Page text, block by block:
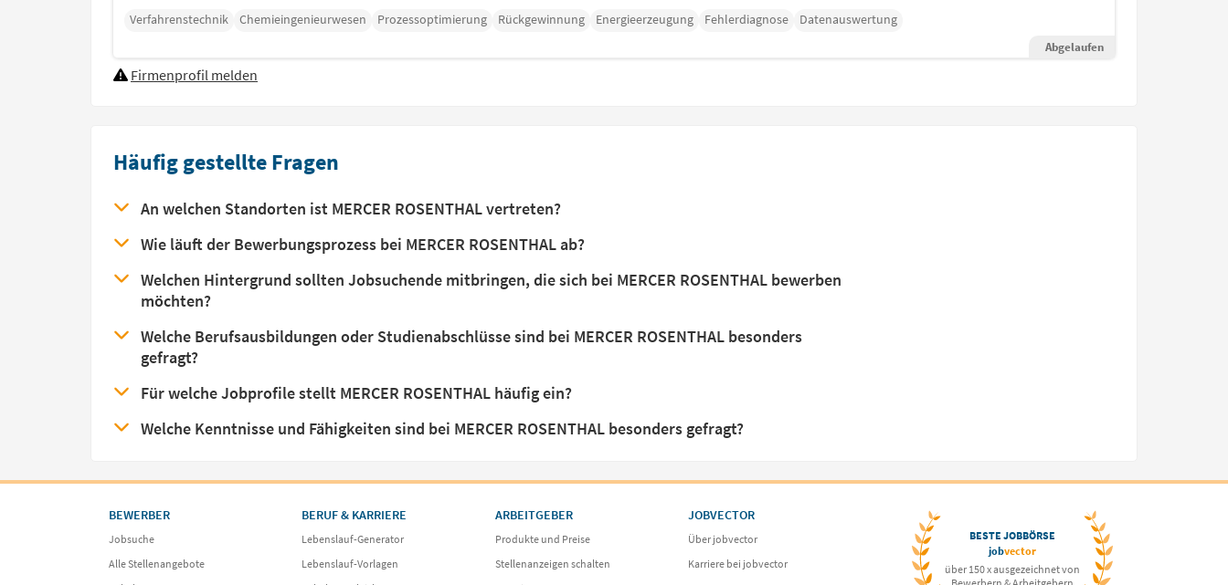
Verfahrenstechnik
Chemieingenieurwesen Prozessoptimierung Rückgewinnung Energieerzeugung Fehlerdiagnose Datenauswertung
Abgelaufen
Firmenprofil melden
Häufig gestellte Fragen
An welchen Standorten ist MERCER ROSENTHAL vertreten?
Wie läuft der Bewerbungsprozess bei MERCER ROSENTHAL ab?
Welchen Hintergrund sollten Jobsuchende mitbringen, die sich bei MERCER ROSENTHAL bewerben
möchten?
Welche Berufsausbildungen oder Studienabschlüsse sind bei MERCER ROSENTHAL besonders
gefragt?
Für welche Jobprofile stellt MERCER ROSENTHAL häufig ein?
Welche Kenntnisse und Fähigkeiten sind bei MERCER ROSENTHAL besonders gefragt?
BEWERBER
Jobsuche
Alle Stellenangebote
BERUF & KARRIERE
Lebenslauf-Generator
Lebenslauf-Vorlagen
ARBEITGEBER
Produkte und Preise
Stellenanzeigen schalten
JOBVECTOR
Über jobvector
Karriere bei jobvector
BESTE JOBBÖRSE
jobvector
über 150 x ausgezeichnet von